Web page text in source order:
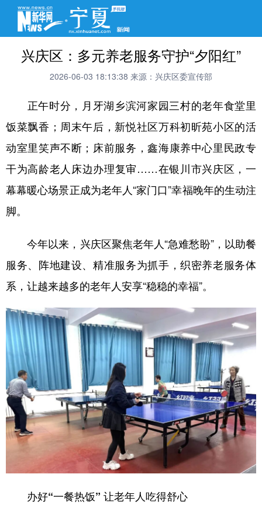
兴庆区：多元养老服务守护“夕阳红”
2026-06-03 18:13:38 来源：兴庆区委宣传部
正午时分，月牙湖乡滨河家园三村的老年食堂里
饭菜飘香；周末午后，新悦社区万科初昕苑小区的活
动室里笑声不断；床前服务，鑫海康养中心里民政专
干为高龄老人床边办理复审……在银川市兴庆区，一
幕幕暖心场景正成为老年人“家门口”幸福晚年的生动注
脚。
今年以来，兴庆区聚焦老年人“急难愁盼”，以助餐
服务、阵地建设、精准服务为抓手，织密养老服务体
系，让越来越多的老年人安享“稳稳的幸福”。
办好“一餐热饭” 让老年人吃得舒心